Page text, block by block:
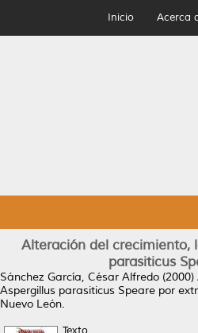
Inicio Acerca
Alteración del crecimiento,
parasiticus
Sánchez García, César Alfredo (2000)
Aspergillus parasiticus Speare por
Nuevo León.